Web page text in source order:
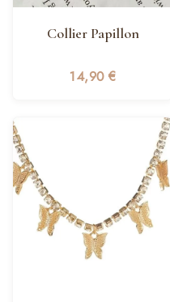
Collier Papillon
14,90€